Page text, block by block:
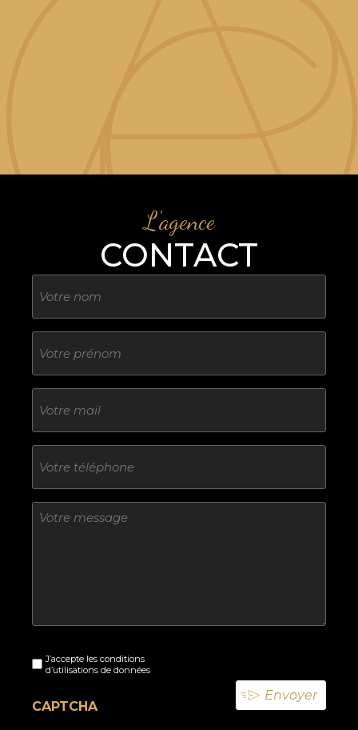
L'agence
CONTACT
Nom
Sans
titre
E-
mail
Téléphone
Sans
titre
titreJ’accepte les conditions
d’utilisations de données
CAPTCHA